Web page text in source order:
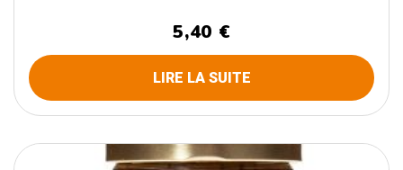
5,40 €
LIRE LA SUITE